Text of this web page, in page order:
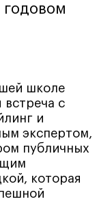
годовом
школе
встреча с
и
экспертом,
публичных
которая